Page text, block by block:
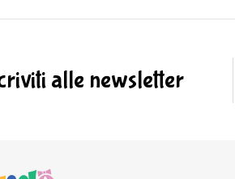
alle newsletter